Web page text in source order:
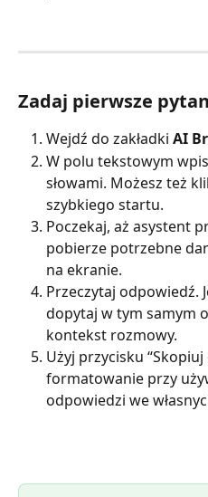
Zadaj pierwsze
Wejdź do zakładki AI
W polu tekstowym
słowami. Możesz też
szybkiego startu.
Poczekaj, aż asystent
pobierze potrzebne
na ekranie.
Przeczytaj odpowiedź.
dopytaj w tym samym
kontekst rozmowy.
Użyj przycisku
formatowanie przy
odpowiedzi we